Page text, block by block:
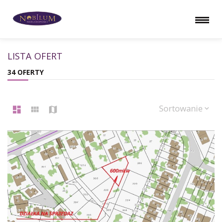
LISTA OFERT
34 OFERTY
Sortowanie